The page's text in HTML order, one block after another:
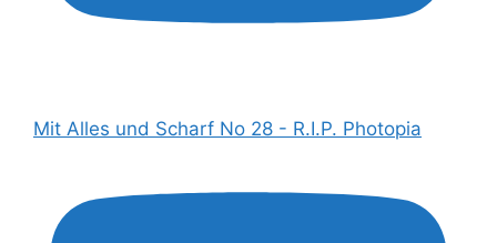
Mit Alles und Scharf No 28 - R.I.P. Photopia